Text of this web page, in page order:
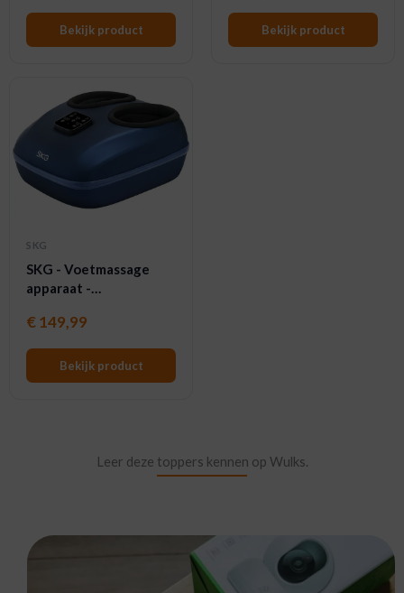
technologie - GS500 -
Bekijk product
VS500 - Grijs
Bekijk product
SKG
SKG - Voetmassage
apparaat -
- Grijs
€149,99
Bekijk product
Leer deze toppers kennen op Wulks.